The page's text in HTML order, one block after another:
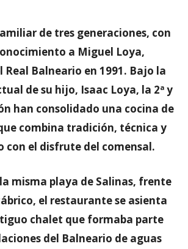
de tres generaciones, con
a Miguel Loya,
Real Balneario en 1991. Bajo la
de su hijo, Isaac Loya, la 2ª y
han consolidado una cocina de
combina tradición, técnica y
con el disfrute del comensal.
misma playa de Salinas, frente
el restaurante se asienta
chalet que formaba parte
del Balneario de aguas